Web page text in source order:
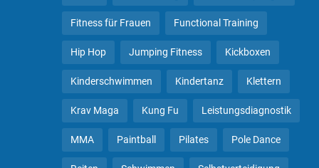
Fitness für Frauen Functional Training
Hip Hop Jumping Fitness Kickboxen
Kinderschwimmen Kindertanz Klettern
Krav Maga Kung Fu Leistungsdiagnostik
MMA Paintball Pilates Pole Dance